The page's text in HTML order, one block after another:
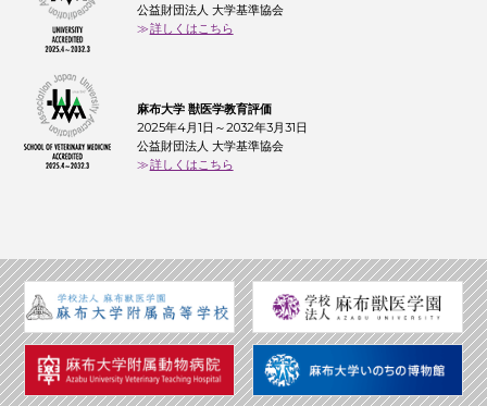
公益財団法人 大学基準協会
詳しくはこちら
麻布大学 獣医学教育評価
2025年4月1日～2032年3月31日
公益財団法人 大学基準協会
詳しくはこちら